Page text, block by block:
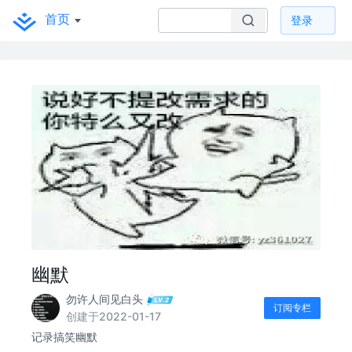
首页 登录
幽默
勿许人间见白头
创建于2022-01-17
订阅专栏
记录搞笑幽默